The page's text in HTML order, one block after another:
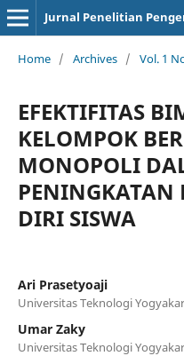
Jurnal Penelitian
Home / Archives / Vol. 1
EFEKTIFITAS
KELOMPOK
MONOPOLI
PENINGKATAN
DIRI SISWA
Ari Prasetyoaji
Universitas Teknologi
Umar Zaky
Universitas Teknologi